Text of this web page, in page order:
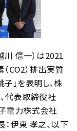
川 信一）は2021
CO2）排出実質
」を表明し、株
代表取締役社
子電力株式会社
：伊東 孝之、以下